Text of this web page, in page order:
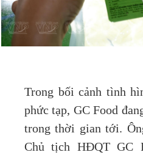
Trong bối cảnh tình
phức tạp, GC Food
trong thời gian tới.
Chủ tịch HĐQT GC